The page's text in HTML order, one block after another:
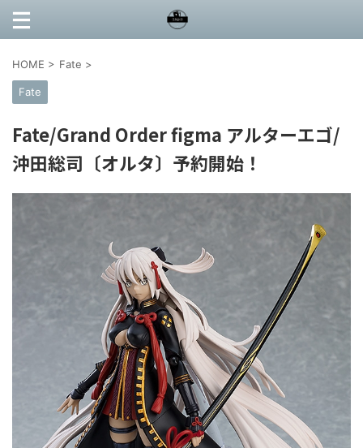
HOME > Fate >
Fate
Fate/Grand Order figma アルターエゴ/
沖田総司〔オルタ〕予約開始！